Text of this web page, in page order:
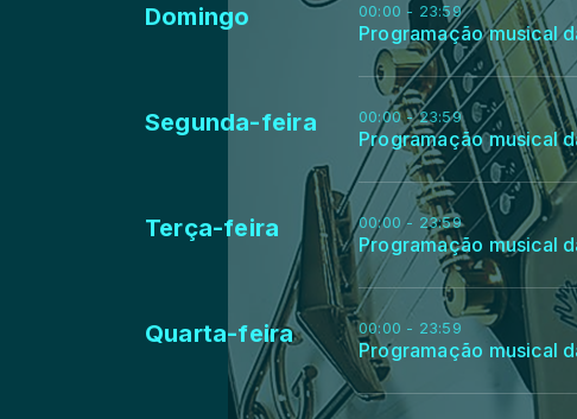
Domingo 00:00 - 23:59
Programação musical
Segunda-feira 00:00 - 23:59
Programação musical
Terça-feira 00:00 - 23:59
Programação musical
Quarta-feira 00:00 - 23:59
Programação musical